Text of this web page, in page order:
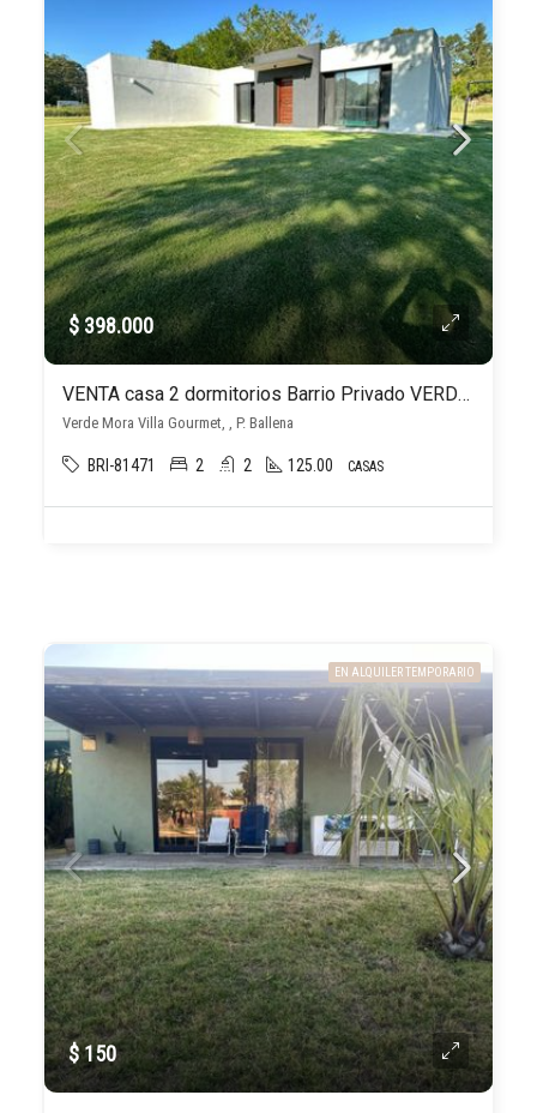
$ 398.000
VENTA casa 2 dormitorios Barrio Privado VERDE MORA Punta Ballena Punta del Este
Verde Mora Villa Gourmet, , P. Ballena
BRI-81471 2 2 125.00 CASAS
EN ALQUILER TEMPORARIO
$ 150